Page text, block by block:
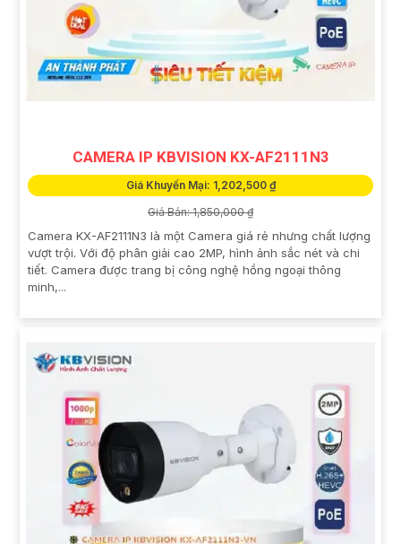
CAMERA IP KBVISION KX-AF2111N3
Giá Khuyến Mại: 1,202,500 ₫
Giá Bán: 1,850,000 ₫
Camera KX-AF2111N3 là một Camera giá rẻ nhưng chất lượng
vượt trội. Với độ phân giải cao 2MP, hình ảnh sắc nét và chi
tiết. Camera được trang bị công nghệ hồng ngoại thông
minh,...